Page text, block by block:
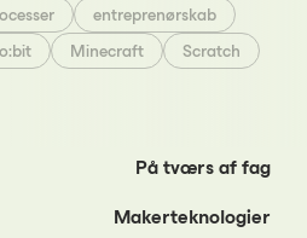
entreprenørskab
Minecraft
Scratch
På tværs af fag
Makerteknologier